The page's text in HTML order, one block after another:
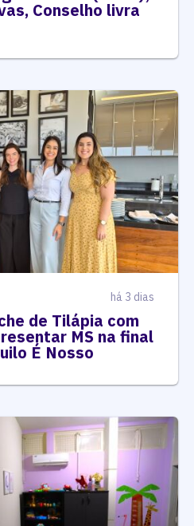
Conselho livra
há 3 dias
de Tilápia com
MS na final
É Nosso